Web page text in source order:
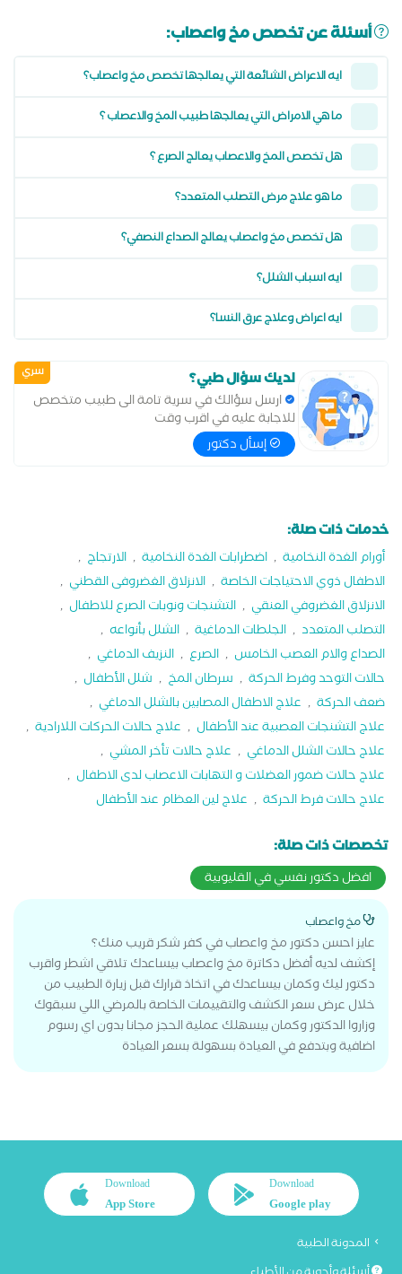
أسئلة عن تخصص مخ واعصاب:
ايه الاعراض الشائعة التي يعالجها تخصص مخ واعصاب؟
ما هي الامراض التي يعالجها طبيب المخ والاعصاب ؟
هل تخصص المخ والاعصاب يعالج الصرع ؟
ما هو علاج مرض التصلب المتعدد؟
هل تخصص مخ واعصاب يعالج الصداع النصفي؟
ايه اسباب الشلل؟
ايه اعراض وعلاج عرق النسا؟
سري لديك سؤال طبي؟
ارسل سؤالك في سرية تامة الى طبيب متخصص
للاجابة عليه في اقرب وقت
إسأل دكتور
خدمات ذات صلة:
أورام الغدة النخامية , اضطرابات الغدة النخامية , الارتجاج ,
الاطفال ذوي الاحتياجات الخاصة , الانزلاق الغضروفى القطني ,
الانزلاق الغضروفي العنقي , التشنجات ونوبات الصرع للاطفال ,
التصلب المتعدد , الجلطات الدماغية , الشلل بأنواعه ,
الصداع والام العصب الخامس , الصرع , النزيف الدماغي ,
حالات التوحد وفرط الحركة , سرطان المخ , شلل الأطفال ,
ضعف الحركة , علاج الاطفال المصابين بالشلل الدماغي ,
علاج التشنجات العصبية عند الأطفال , علاج حالات الحركات اللارادية ,
علاج حالات الشلل الدماغي , علاج حالات تأخر المشي ,
علاج حالات ضمور العضلات و التهابات الاعصاب لدى الاطفال ,
علاج حالات فرط الحركة , علاج لين العظام عند الأطفال
تخصصات ذات صلة:
افضل دكتور نفسي في القليوبية
مخ واعصاب
عايز احسن دكتور مخ واعصاب في كفر شكر قريب منك؟
إكشف لديه أفضل دكاترة مخ واعصاب بيساعدك تلاقي اشطر واقرب
دكتور ليك وكمان بيساعدك في اتخاذ قرارك قبل زيارة الطبيب من
خلال عرض سعر الكشف والتقييمات الخاصة بالمرضي اللي سبقوك
وزاروا الدكتور وكمان بيسهلك عملية الحجز مجانا بدون اي رسوم
اضافية وبتدفع في العيادة بسهولة بسعر العيادة
Download
Google play
Download
App Store
المدونة الطبية